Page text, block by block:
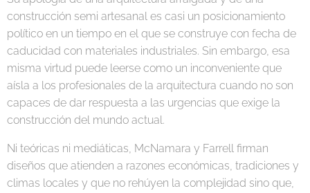
construcción semi artesanal es casi un posicionamiento
político en un tiempo en el que se construye con fecha de
caducidad con materiales industriales. Sin embargo, esa
misma virtud puede leerse como un inconveniente que
aísla a los profesionales de la arquitectura cuando no son
capaces de dar respuesta a las urgencias que exige la
construcción del mundo actual.
Ni teóricas ni mediáticas, McNamara y Farrell firman
diseños que atienden a razones económicas, tradiciones y
climas locales y que no rehúyen la complejidad sino que,